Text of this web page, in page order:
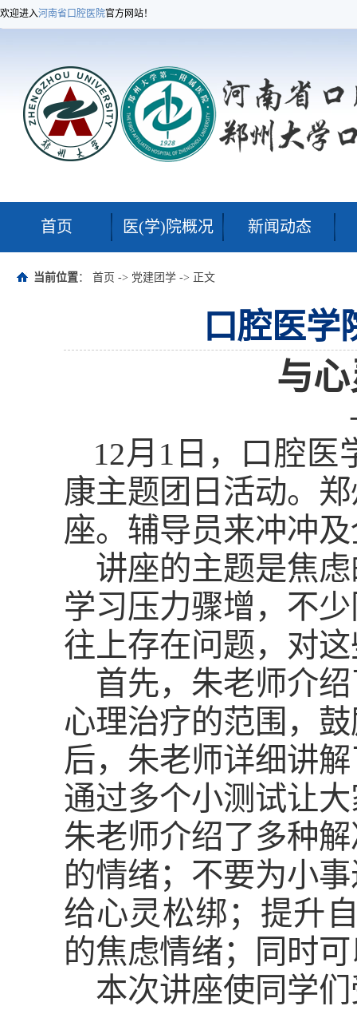
欢迎进入河南省口腔医院官方网站！
首页 医(学)院概况 新闻动态
当前位置： 首页 -> 党建团学 -> 正文
口腔医学
与
12月1日，口腔医
康主题团日活动。
座。辅导员来冲冲
讲座的主题是焦虑
学习压力骤增，不
往上存在问题，对
首先，朱老师介绍
心理治疗的范围，
后，朱老师详细讲
通过多个小测试让
朱老师介绍了多种
的情绪；不要为小
给心灵松绑；提升
的焦虑情绪；同时
本次讲座使同学们